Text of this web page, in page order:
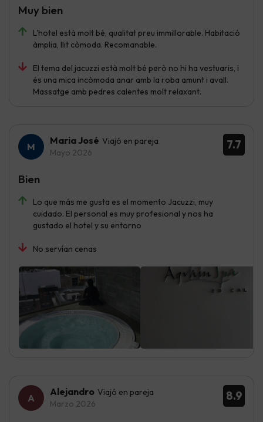
L'hotel està molt bé, qualitat preu immillorable. Habitació
àmplia, llit còmoda. Recomanable.
El tema del jacuzzi està molt bé però no hi ha vestuaris, i
és una mica incòmoda anar amb la roba amunt i avall.
Massatge amb pedres calentes molt relaxant.
Muy bien
7.7
Maria José Viajó en pareja
Mayo 2026
Lo que más me gusta es el momento Jacuzzi, muy
cuidado. El personal es muy profesional y nos ha
gustado el hotel y su entorno
No servían cenas
Bien
8.9
Alejandro Viajó en pareja
Marzo 2026